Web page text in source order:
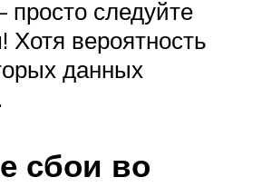
просто следуйте
Хотя вероятность
данных
сбои во